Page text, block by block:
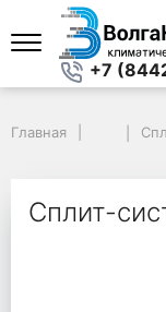
+7
Сплит-система
Главная
Сплит-